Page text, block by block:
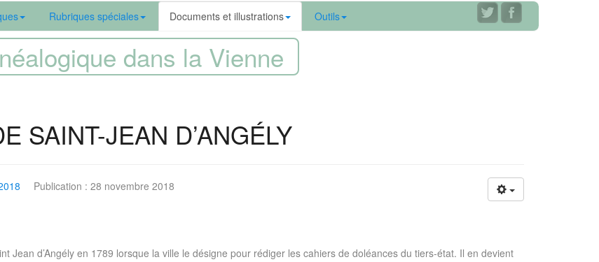
Rubriques spéciales Documents et illustrations Outils
dans la Vienne
SAINT-JEAN D’ANGÉLY
Publication : 28 novembre 2018
Jean d’Angély en 1789 lorsque la ville le désigne pour rédiger les cahiers de doléances du tiers-état. Il en devient